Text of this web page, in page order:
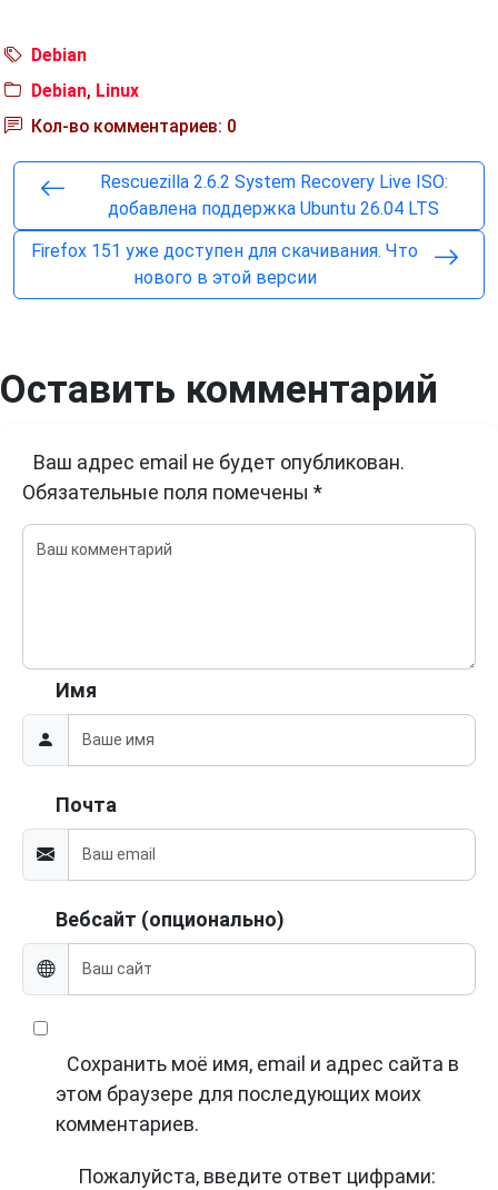
Debian
Debian, Linux
Кол-во комментариев: 0
Rescuezilla 2.6.2 System Recovery Live ISO:
добавлена поддержка Ubuntu 26.04 LTS
Firefox 151 уже доступен для скачивания. Что
нового в этой версии
Оставить комментарий
Ваш адрес email не будет опубликован.
Обязательные поля помечены *
Имя
Почта
Вебсайт (опционально)
Сохранить моё имя, email и адрес сайта в
этом браузере для последующих моих
комментариев.
Пожалуйста, введите ответ цифрами: